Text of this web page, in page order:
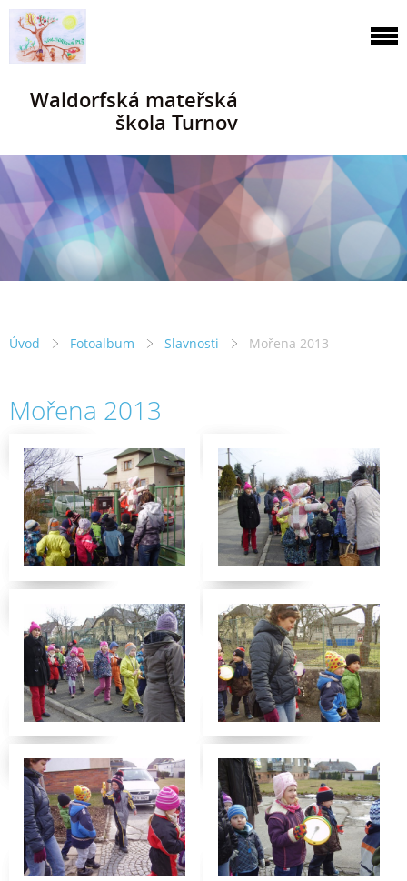
Waldorfská mateřská
škola Turnov
Úvod Fotoalbum Slavnosti Mořena 2013
Mořena 2013